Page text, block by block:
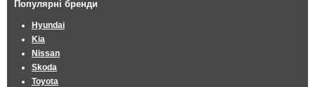
Популярні бренди
Hyundai
Kia
Nissan
Skoda
Toyota